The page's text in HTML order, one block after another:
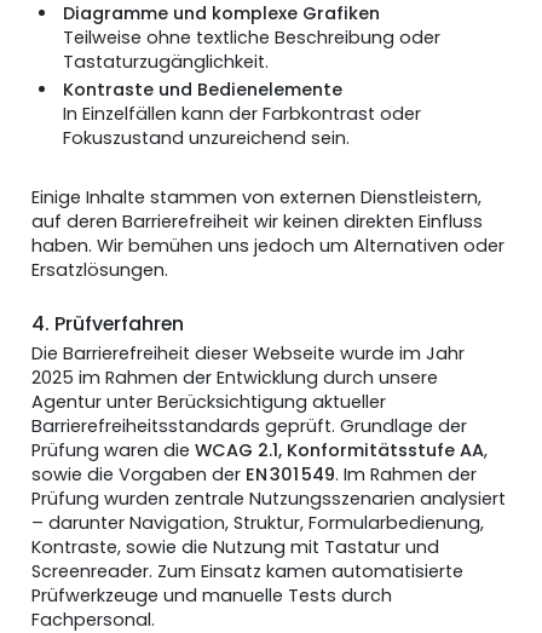
Diagramme und komplexe Grafiken
Teilweise ohne textliche Beschreibung oder
Tastaturzugänglichkeit.
Kontraste und Bedienelemente
In Einzelfällen kann der Farbkontrast oder
Fokuszustand unzureichend sein.
Einige Inhalte stammen von externen Dienstleistern,
auf deren Barrierefreiheit wir keinen direkten Einfluss
haben. Wir bemühen uns jedoch um Alternativen oder
Ersatzlösungen.
4. Prüfverfahren
Die Barrierefreiheit dieser Webseite wurde im Jahr
2025 im Rahmen der Entwicklung durch unsere
Agentur unter Berücksichtigung aktueller
Barrierefreiheitsstandards geprüft. Grundlage der
Prüfung waren die WCAG 2.1, Konformitätsstufe AA,
sowie die Vorgaben der EN 301 549. Im Rahmen der
Prüfung wurden zentrale Nutzungsszenarien analysiert
– darunter Navigation, Struktur, Formularbedienung,
Kontraste, sowie die Nutzung mit Tastatur und
Screenreader. Zum Einsatz kamen automatisierte
Prüfwerkzeuge und manuelle Tests durch
Fachpersonal.